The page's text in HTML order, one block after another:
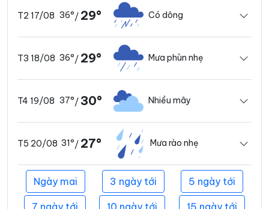
T2 17/08 36°/ 29° Có dông
T3 18/08 36°/ 29° Mưa phùn nhẹ
T4 19/08 37°/30° Nhiều mây
T5 20/08 31°/ 27° Mưa rào nhẹ
Ngày mai 3 ngày tới 5 ngày tới
7 ngày tới 10 ngày tới 15 ngày tới